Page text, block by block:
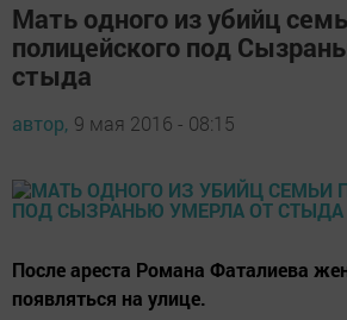
Мать одного из убийц
полицейского под
стыда
автор, 9 мая 2016 - 08:15
После ареста Романа Фаталиева
появляться на улице.